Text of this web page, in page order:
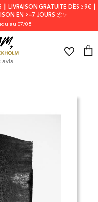
LIVRAISON GRATUITE DÈS 39€ ┃
EN 2–7 JOURS 📦✨
07/08